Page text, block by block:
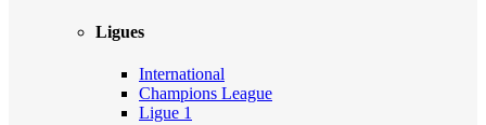
Ligues
International
Champions League
Ligue 1